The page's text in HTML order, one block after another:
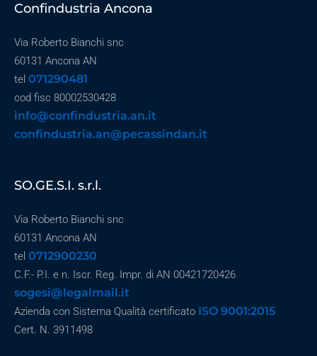
Confindustria Ancona
Via Roberto Bianchi snc
60131 Ancona AN
tel 071290481
cod fisc 80002530428
info@confindustria.an.it
confindustria.an@pecassindan.it
SO.GE.S.I. s.r.l.
Via Roberto Bianchi snc
60131 Ancona AN
tel 0712900230
C.F.- P.I. e n. Iscr. Reg. Impr. di AN 00421720426
sogesi@legalmail.it
Azienda con Sistema Qualità certificato ISO 9001:2015
Cert. N. 3911498